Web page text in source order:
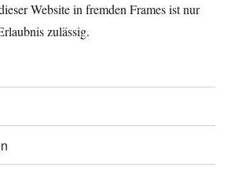
Website in fremden Frames ist nur
zulässig.